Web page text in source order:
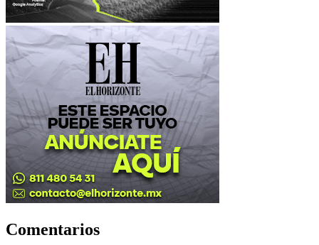
Comentarios